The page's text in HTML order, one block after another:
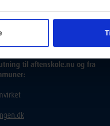
(fx. "engelsk" i stedet for
til aftenskole.nu og fra